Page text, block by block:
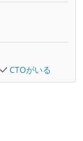
CTOがいる